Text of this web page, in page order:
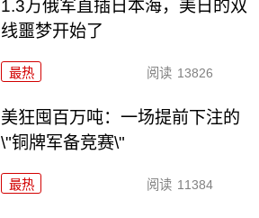
1.3万俄军直插日本海，美日的双
线噩梦开始了
最热 阅读 13826
美狂囤百万吨：一场提前下注的
\"铜牌军备竞赛\"
最热 阅读 11384